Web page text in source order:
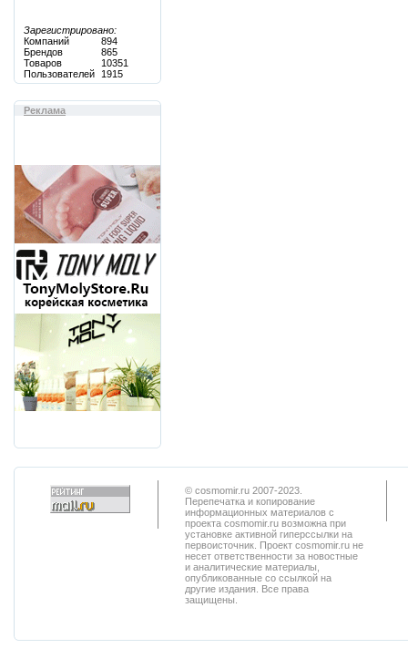
Зарегистрировано:
Компаний
894
Брендов
865
Товаров
10351
Пользователей
1915
Реклама
© cosmomir.ru 2007-2023.
Перепечатка и копирование
информационных материалов с
проекта cosmomir.ru возможна при
установке активной гиперссылки на
первоисточник. Проект cosmomir.ru не
несет ответственности за новостные
и аналитические материалы,
опубликованные со ссылкой на
другие издания. Все права
защищены.